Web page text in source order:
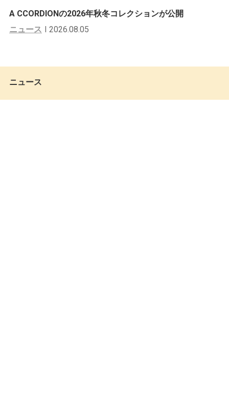
A CCORDIONの2026年秋冬コレクションが公開
ニュース
2026.08.05
ニュース
PALACE SKATEBOARDSのSPRING 2